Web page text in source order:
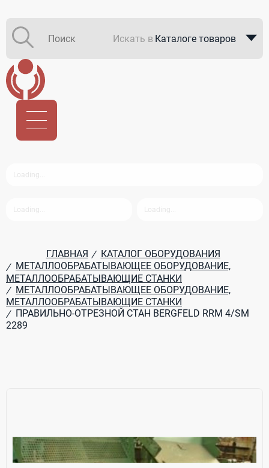
Искать в Каталоге товаров
ГЛАВНАЯ / КАТАЛОГ ОБОРУДОВАНИЯ
/ МЕТАЛЛООБРАБАТЫВАЮЩЕЕ ОБОРУДОВАНИЕ,
МЕТАЛЛООБРАБАТЫВАЮЩИЕ СТАНКИ
/ МЕТАЛЛООБРАБАТЫВАЮЩЕЕ ОБОРУДОВАНИЕ,
МЕТАЛЛООБРАБАТЫВАЮЩИЕ СТАНКИ
/ ПРАВИЛЬНО-ОТРЕЗНОЙ СТАН BERGFELD RRM 4/SM
2289